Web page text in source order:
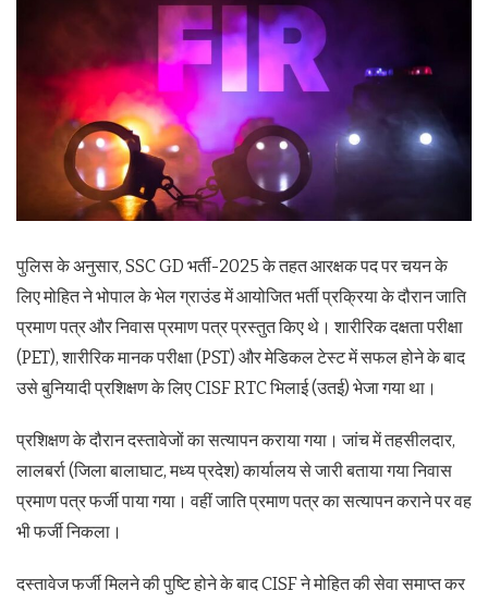
पुलिस के अनुसार, SSC GD भर्ती-2025 के तहत आरक्षक पद पर चयन के
लिए मोहित ने भोपाल के भेल ग्राउंड में आयोजित भर्ती प्रक्रिया के दौरान जाति
प्रमाण पत्र और निवास प्रमाण पत्र प्रस्तुत किए थे। शारीरिक दक्षता परीक्षा
(PET), शारीरिक मानक परीक्षा (PST) और मेडिकल टेस्ट में सफल होने के बाद
उसे बुनियादी प्रशिक्षण के लिए CISF RTC भिलाई (उतई) भेजा गया था।
प्रशिक्षण के दौरान दस्तावेजों का सत्यापन कराया गया। जांच में तहसीलदार,
लालबर्रा (जिला बालाघाट, मध्य प्रदेश) कार्यालय से जारी बताया गया निवास
प्रमाण पत्र फर्जी पाया गया। वहीं जाति प्रमाण पत्र का सत्यापन कराने पर वह
भी फर्जी निकला।
दस्तावेज फर्जी मिलने की पुष्टि होने के बाद CISF ने मोहित की सेवा समाप्त कर